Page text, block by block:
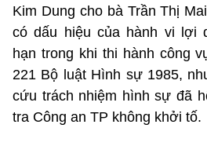
Kim Dung cho bà Trần Thị
có dấu hiệu của hành vi lợi
hạn trong khi thi hành công
221 Bộ luật Hình sự 1985,
cứu trách nhiệm hình sự đã
tra Công an TP không khởi tố.